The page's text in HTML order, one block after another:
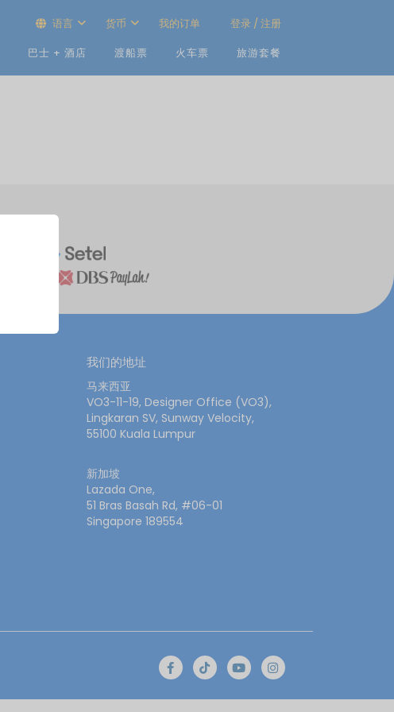
语言 货币 我的订单
登录 / 注册
巴士 + 酒店 渡船票 火车票 旅游套餐
我们的地址
马来西亚
VO3-11-19, Designer Office (VO3),
Lingkaran SV, Sunway Velocity,
55100 Kuala Lumpur
新加坡
Lazada One,
51 Bras Basah Rd, #06-01
Singapore 189554